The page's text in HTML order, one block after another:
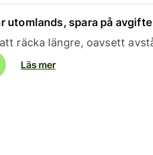
utomlands, spara på
räcka längre, oavsett
Läs mer